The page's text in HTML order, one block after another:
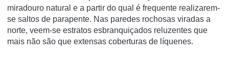
miradouro natural e a partir do qual é frequente realizarem-
se saltos de parapente. Nas paredes rochosas viradas a
norte, veem-se estratos esbranquiçados reluzentes que
mais não são que extensas coberturas de líquenes.